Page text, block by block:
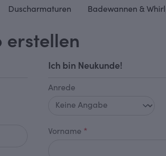
Duscharmaturen Badewannen &
erstellen
Ich bin Neukunde!
Persönliche
Anrede
Vorname *